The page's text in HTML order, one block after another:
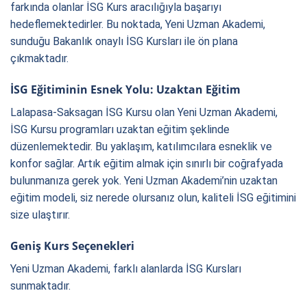
farkında olanlar İSG Kurs aracılığıyla başarıyı
hedeflemektedirler. Bu noktada, Yeni Uzman Akademi,
sunduğu Bakanlık onaylı İSG Kursları ile ön plana
çıkmaktadır.
İSG Eğitiminin Esnek Yolu: Uzaktan Eğitim
Lalapasa-Saksagan İSG Kursu olan Yeni Uzman Akademi,
İSG Kursu programları uzaktan eğitim şeklinde
düzenlemektedir. Bu yaklaşım, katılımcılara esneklik ve
konfor sağlar. Artık eğitim almak için sınırlı bir coğrafyada
bulunmanıza gerek yok. Yeni Uzman Akademi’nin uzaktan
eğitim modeli, siz nerede olursanız olun, kaliteli İSG eğitimini
size ulaştırır.
Geniş Kurs Seçenekleri
Yeni Uzman Akademi, farklı alanlarda İSG Kursları
sunmaktadır.